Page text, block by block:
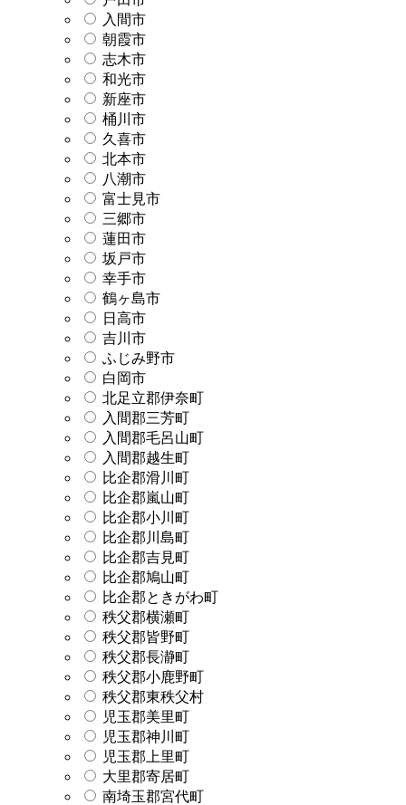
入間市
朝霞市
志木市
和光市
新座市
桶川市
久喜市
北本市
八潮市
富士見市
三郷市
蓮田市
坂戸市
幸手市
鶴ヶ島市
日高市
吉川市
ふじみ野市
白岡市
北足立郡伊奈町
入間郡三芳町
入間郡毛呂山町
入間郡越生町
比企郡滑川町
比企郡嵐山町
比企郡小川町
比企郡川島町
比企郡吉見町
比企郡鳩山町
比企郡ときがわ町
秩父郡横瀬町
秩父郡皆野町
秩父郡長瀞町
秩父郡小鹿野町
秩父郡東秩父村
児玉郡美里町
児玉郡神川町
児玉郡上里町
大里郡寄居町
南埼玉郡宮代町